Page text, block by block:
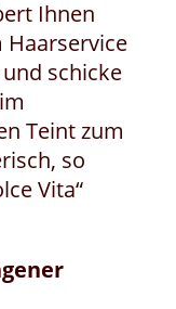
Ihnen
Haarservice
schicke
Teint zum
so
Vita“